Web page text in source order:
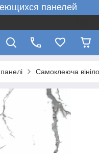
панелей
панелі Самоклеюча